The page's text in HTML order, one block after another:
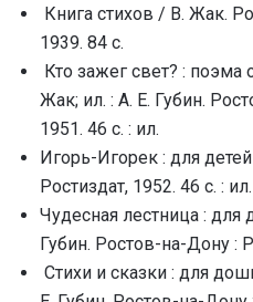
Книга стихов / В. Жак.
1939. 84 с.
Кто зажег свет? : поэма
Жак; ил. : А. Е. Губин.
1951. 46 с. : ил.
Игорь-Игорек : для
Ростиздат, 1952. 46 с. : ил.
Чудесная лестница : для
Губин. Ростов-на-Дону :
Стихи и сказки : для